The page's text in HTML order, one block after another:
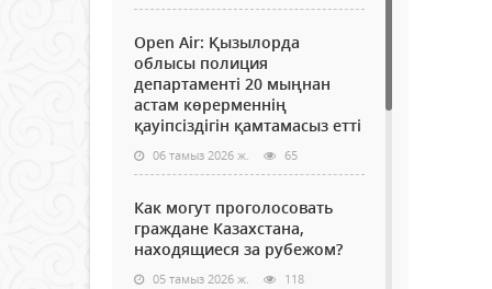
Open Air: Қызылорда
облысы полиция
департаменті 20 мыңнан
астам көрерменнің
қауіпсіздігін қамтамасыз етті
06 тамыз 2026 ж. 65
Как могут проголосовать
граждане Казахстана,
находящиеся за рубежом?
05 тамыз 2026 ж. 118